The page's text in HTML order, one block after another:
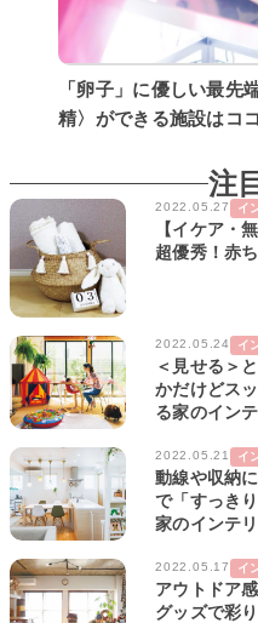
「卵子」に優しい最先
精〉ができる施設はコ
注
2022.05.27 イ
【イケア・
超優秀！赤
2022.05.24 イ
＜見せる＞
かだけどス
る家のインテ
2022.05.21 イ
動線や収納
で「すっき
家のインテリ
2022.05.17 イ
アウトドア
グッズで彩